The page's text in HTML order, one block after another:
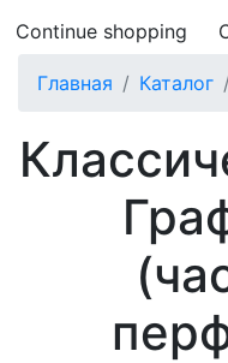
Continue shopping
Главная Каталог